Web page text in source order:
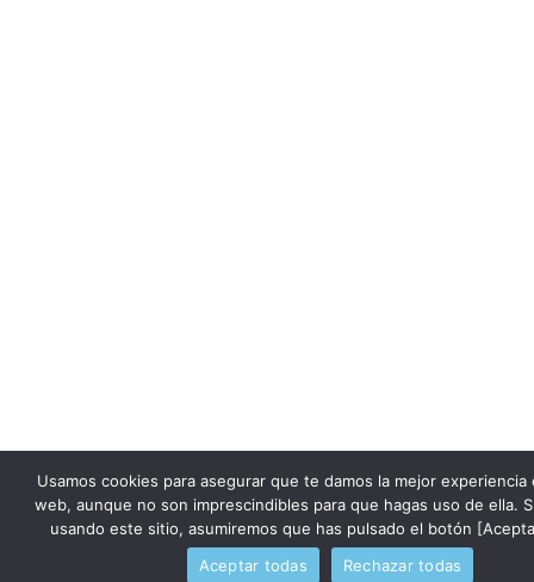
Usamos cookies para asegurar que te damos la mejor experiencia
web, aunque no son imprescindibles para que hagas uso de ella.
usando este sitio, asumiremos que has pulsado el botón
Aceptar todas
Rechazar todas